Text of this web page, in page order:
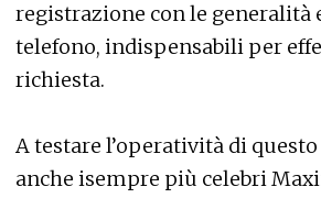
registrazione con le generalità
telefono, indispensabili per
richiesta.
A testare l’operatività di
anche isempre più celebri